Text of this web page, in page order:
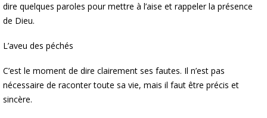
dire quelques paroles pour mettre à l’aise et rappeler la présence
de Dieu.
L’aveu des péchés
C’est le moment de dire clairement ses fautes. Il n’est pas
nécessaire de raconter toute sa vie, mais il faut être précis et
sincère.